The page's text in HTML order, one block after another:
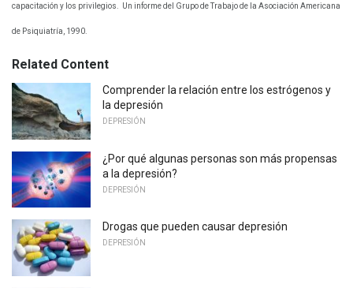
capacitación y los privilegios. Un informe del Grupo de Trabajo de la Asociación Americana
de Psiquiatría, 1990.
Related Content
Comprender la relación entre los estrógenos y
la depresión
DEPRESIÓN
¿Por qué algunas personas son más propensas
a la depresión?
DEPRESIÓN
Drogas que pueden causar depresión
DEPRESIÓN